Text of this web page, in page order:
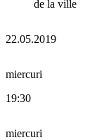
22.05.2019
miercuri
19:30
miercuri